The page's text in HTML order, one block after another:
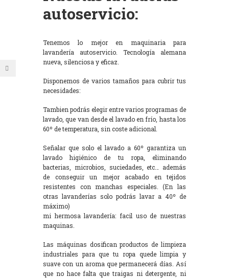
autoservicio:
Tenemos lo mejor en maquinaria para
lavandería autoservicio. Tecnología alemana
nueva, silenciosa y eficaz.
Disponemos de varios tamaños para cubrir tus
necesidades:
Tambien podrás elegir entre varios programas de
lavado, que van desde el lavado en frío, hasta los
60º de temperatura, sin coste adicional.
Señalar que solo el lavado a 60º garantiza un
lavado higiénico de tu ropa, eliminando
bacterias, microbios, suciedades, etc… además
de conseguir un mejor acabado en tejidos
resistentes con manchas especiales. (En las
otras lavanderías solo podrás lavar a 40º de
máximo)
mi hermosa lavandería: facil uso de nuestras
maquinas.
Las máquinas dosifican productos de limpieza
industriales para que tu ropa quede limpia y
suave con un aroma que permanecerá días. Así
que no hace falta que traigas ni detergente, ni